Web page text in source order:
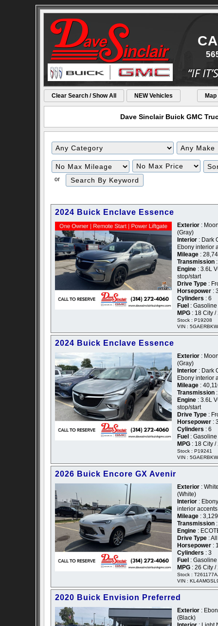
Clear Search / Show All NEW Vehicles Map
Dave Sinclair Buick GMC
Filter
Mileage
Filter
Price
or
2024 Buick Enclave Essence
Exterior :
(Gray)
Interior : Dark
Ebony interior
Mileage :
Transmission
Engine : 3.6L
stop/start
Drive Type :
Horsepower :
Cylinders : 6
Fuel : Gasoline
MPG : 18 City /
Stock : P19208
VIN :
2024 Buick Enclave Essence
Exterior :
(Gray)
Interior : Dark
Ebony interior
Mileage :
Transmission
Engine : 3.6L
stop/start
Drive Type :
Horsepower :
Cylinders : 6
Fuel : Gasoline
MPG : 18 City /
Stock : P19241
VIN :
2026 Buick Encore GX Avenir
Exterior :
(White)
Interior :
interior
Mileage : 3,129
Transmission
Engine :
Drive Type :
Horsepower :
Cylinders : 3
Fuel : Gasoline
MPG : 26 City /
Stock :
VIN :
2020 Buick Envision Preferred
Exterior :
(Black)